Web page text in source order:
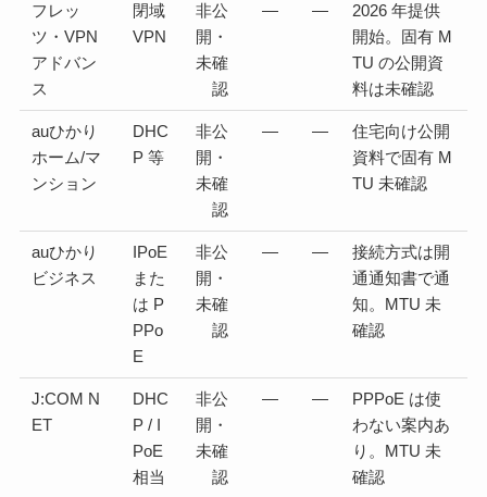
フレッ
ツ・VPN
アドバン
ス
閉域
VPN
非公
開・
未確
認
— —
2026 年提供
開始。固有 M
TU の公開資
料は未確認
auひかり
ホーム/マ
ンション
DHC
P 等
非公
開・
未確
認
— —
住宅向け公開
資料で固有 M
TU 未確認
auひかり
ビジネス
IPoE
また
は P
PPo
E
非公
開・
未確
認
— —
接続方式は開
通通知書で通
知。MTU 未
確認
J:COM N
ET
DHC
P / I
PoE
相当
非公
開・
未確
認
— —
PPPoE は使
わない案内あ
り。MTU 未
確認